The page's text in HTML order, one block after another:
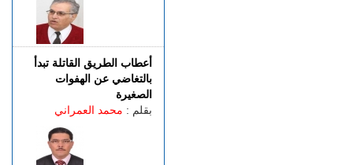
أعطاب الطريق القاتلة تبدأ
بالتغاضي عن الهفوات
الصغيرة
بقلم : محمد العمراني